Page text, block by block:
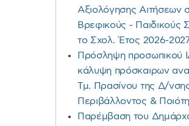
Αξιολόγησης Αιτήσεων
Βρεφικούς - Παιδικούς
το Σχολ. Έτος 2026-
Πρόσληψη προσωπικού
κάλυψη πρόσκαιρων
Τμ. Πρασίνου της Δ/
Περιβάλλοντος &
Παρέμβαση του